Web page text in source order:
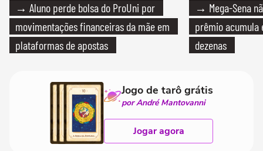
→ Aluno perde bolsa do ProUni por
movimentações financeiras da mãe em
plataformas de apostas
→ Mega-Sena
prêmio acumula
dezenas
Jogo de tarô grátis
por André Mantovanni
Jogar agora